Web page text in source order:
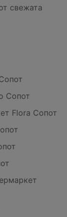
свежата
Сопот
Flora Сопот